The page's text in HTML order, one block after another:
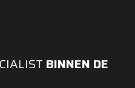
BINNEN DE